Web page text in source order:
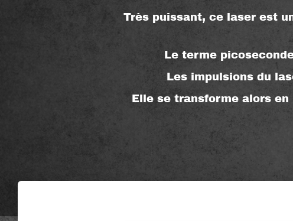
Très puissant, ce laser est
Le terme
Les impulsions du
Elle se transforme alors